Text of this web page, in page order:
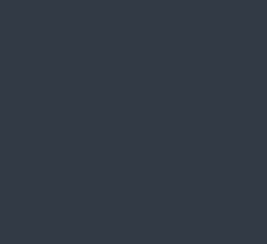
1 agosto
domenica 2 agosto
8 agosto
domenica 9 agosto
15 agosto
domenica 16 agosto
22 agosto
domenica 23 agosto
29 agosto
domenica 30 agosto